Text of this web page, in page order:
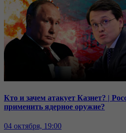
Кто и зачем атакует Казнет? |
применить ядерное оружие?
04 октября, 19:00